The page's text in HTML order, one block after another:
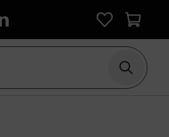
Iniciar